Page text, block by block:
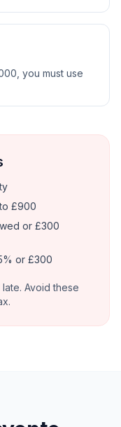
you must use
£900
or £300
or £300
Avoid these